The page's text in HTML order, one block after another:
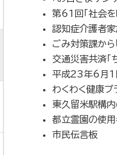
第61回「社会を
認知症介護者
ごみ対策課から
交通災害共済「
平成23年6月1
わくわく健康プ
東久留米駅構内
都立霊園の使
市民伝言板